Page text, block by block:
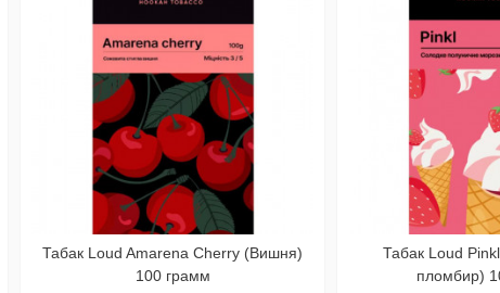
Табак Loud Amarena Cherry (Вишня)
100 грамм
Табак Loud
пломбир)